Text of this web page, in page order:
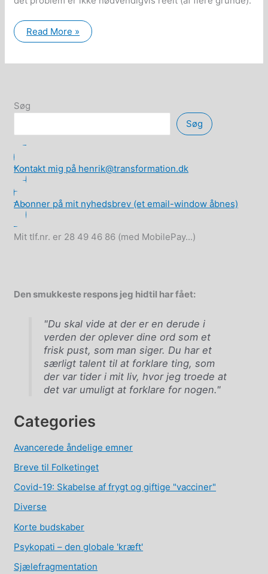
Ubetinget
basisindkomst
solidarisk
naturlig
videreudvikling
samfund
Read More »
Søg
Søg
Kontakt mig på henrik@transformation.dk
Abonner på mit nyhedsbrev (et email-window åbnes)
Mit tlf.nr. er 28 49 46 86 (med MobilePay...)
Den smukkeste respons jeg hidtil har fået:
"Du skal vide at der er en derude i
verden der oplever dine ord som et
frisk pust, som man siger. Du har et
særligt talent til at forklare ting, som
der var tider i mit liv, hvor jeg troede at
det var umuligt at forklare for nogen."
Categories
Avancerede åndelige emner
Breve til Folketinget
Covid-19: Skabelse af frygt og giftige "vacciner"
Diverse
Korte budskaber
Psykopati – den globale 'kræft'
Sjælefragmentation